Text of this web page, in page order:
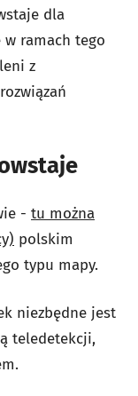
dla
w ramach tego
z
- tu można
polskim
typu mapy.
niezbędne jest
teledetekcji,